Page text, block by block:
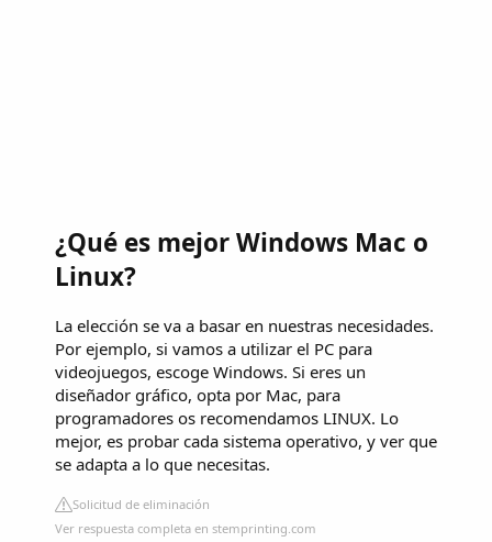
¿Qué es mejor Windows Mac o
Linux?
La elección se va a basar en nuestras necesidades.
Por ejemplo, si vamos a utilizar el PC para
videojuegos, escoge Windows. Si eres un
diseñador gráfico, opta por Mac, para
programadores os recomendamos LINUX. Lo
mejor, es probar cada sistema operativo, y ver que
se adapta a lo que necesitas.
Solicitud de eliminación
Ver respuesta completa en stemprinting.com